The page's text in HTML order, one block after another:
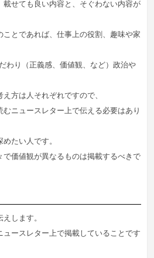
載せても良い内容と、そぐわない内容が
とであれば、仕事上の役割、趣味や家
わり（正義感、価値観、など）政治や
方は人それぞれですので、
ニュースレター上で伝える必要はあり
たい人です。
価値観が異なるものは掲載するべきで
します。
ースレター上で掲載していることです